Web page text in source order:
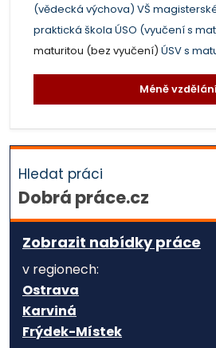
(vědecká výchova) VŠ
praktická škola ÚSO (vyučení s
maturitou (bez vyučení) ÚSV s
Méně
Hledat práci
Dobrá práce.cz
Zobrazit nabídky práce
v regionech:
Ostrava
Karviná
Frýdek-Místek